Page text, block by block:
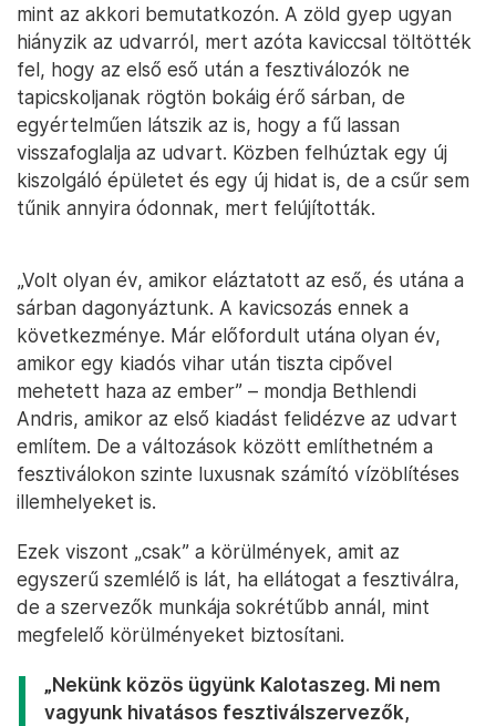
mint az akkori bemutatkozón. A zöld gyep ugyan
hiányzik az udvarról, mert azóta kaviccsal töltötték
fel, hogy az első eső után a fesztiválozók ne
tapicskoljanak rögtön bokáig érő sárban, de
egyértelműen látszik az is, hogy a fű lassan
visszafoglalja az udvart. Közben felhúztak egy új
kiszolgáló épületet és egy új hidat is, de a csűr sem
tűnik annyira ódonnak, mert felújították.
„Volt olyan év, amikor eláztatott az eső, és utána a
sárban dagonyáztunk. A kavicsozás ennek a
következménye. Már előfordult utána olyan év,
amikor egy kiadós vihar után tiszta cipővel
mehetett haza az ember” – mondja Bethlendi
Andris, amikor az első kiadást felidézve az udvart
említem. De a változások között említhetném a
fesztiválokon szinte luxusnak számító vízöblítéses
illemhelyeket is.
Ezek viszont „csak” a körülmények, amit az
egyszerű szemlélő is lát, ha ellátogat a fesztiválra,
de a szervezők munkája sokrétűbb annál, mint
megfelelő körülményeket biztosítani.
„Nekünk közös ügyünk Kalotaszeg. Mi nem
vagyunk hivatásos fesztiválszervezők,